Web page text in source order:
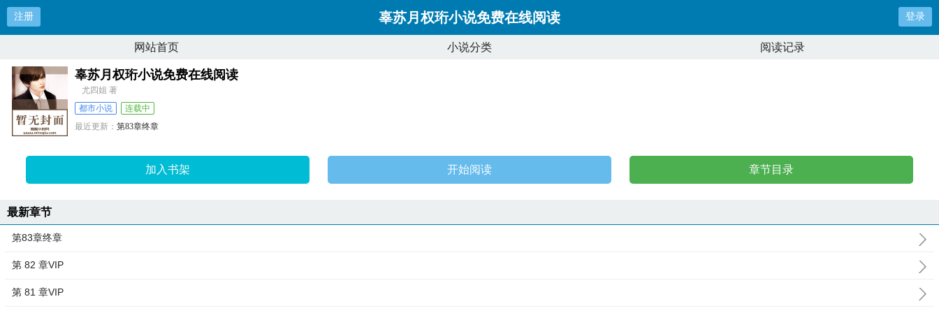
注册 辜苏月权珩小说免费在线阅读 登录
网站首页 小说分类 阅读记录
辜苏月权珩小说免费在线阅读
尤四姐 著
都市小说
连载中
最近更新： 第83章终章
加入书架 开始阅读 章节目录
最新章节
第83章终章
第 82 章VIP
第 81 章VIP